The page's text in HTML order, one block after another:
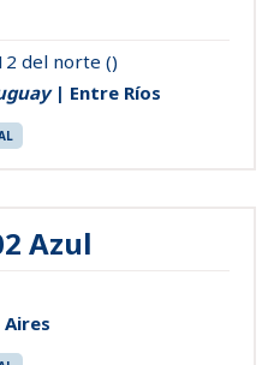
del norte ()
| Entre Ríos
Azul